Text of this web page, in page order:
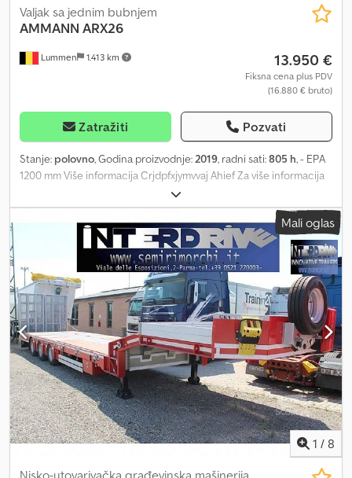
Lummen 1.413 km
Valjak sa jednim bubnjem
AMMANN ARX26
13.950 €
Fiksna cena plus PDV
(16.880 € bruto)
Zatražiti Pozvati
Stanje: polovno, Godina proizvodnje: 2019, radni sati:805 h, - EPA
1200 mm Više informacija Crjdpfxjymvvaj Ahief Za više informacija
Mali oglas
1 / 8